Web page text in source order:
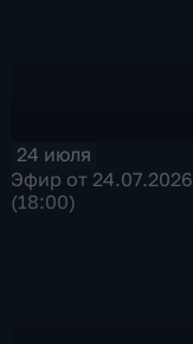
24 июля
Эфир от 24.07.2026
(18:00)